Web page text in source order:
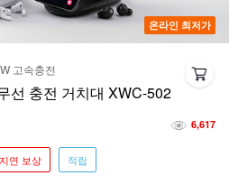
온라인 최저가
고속충전
선 충전 거치대 XWC-502
6,617
연 보상 적립